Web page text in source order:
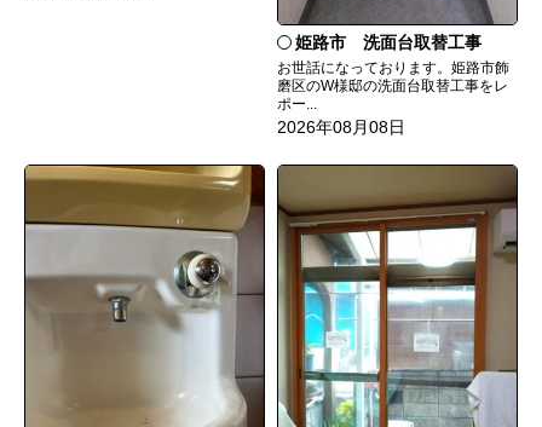
姫路市 洗面台取替工事
お世話になっております。姫路市飾
磨区のW様邸の洗面台取替工事をレ
ポー...
2026年08月08日